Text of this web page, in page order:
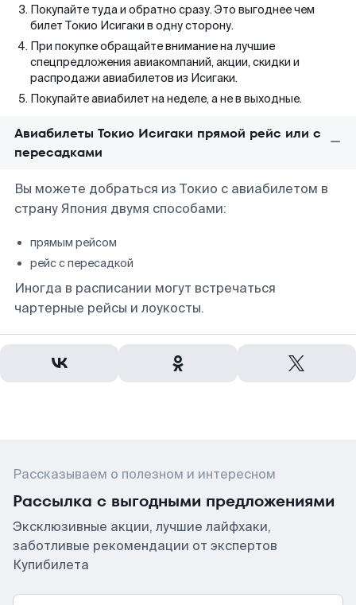
Покупайте туда и обратно сразу. Это выгоднее чем
билет Токио Исигаки в одну сторону.
При покупке обращайте внимание на лучшие
спецпредложения авиакомпаний, акции, скидки и
распродажи авиабилетов из Исигаки.
Покупайте авиабилет на неделе, а не в выходные.
Авиабилеты Токио Исигаки прямой рейс или с
пересадками
Вы можете добраться из Токио с авиабилетом в
страну Япония двумя способами:
прямым рейсом
рейс с пересадкой
Иногда в расписании могут встречаться
чартерные рейсы и лоукосты.
Рассказываем о полезном и интересном
Рассылка с выгодными предложениями
Эксклюзивные акции, лучшие лайфхаки,
заботливые рекомендации от экспертов
Купибилета